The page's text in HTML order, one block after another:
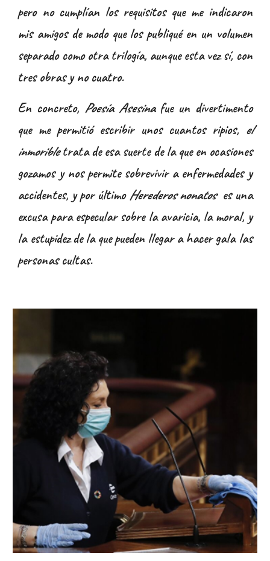
pero no cumplían los requisitos que me indicaron
mis amigos de modo que los publiqué en un volumen
separado como otra trilogía, aunque esta vez sí, con
tres obras y no cuatro.
En concreto, Poesía Asesinafue un divertimento
que me permitió escribir unos cuantos ripios, el
inmoribletrata de esa suerte de la que en ocasiones
gozamos y nos permite sobrevivir a enfermedades y
accidentes, y por últimoHerederos nonatos es una
excusa para especular sobre la avaricia, la moral, y
la estupidez de la que pueden llegar a hacer gala las
personas cultas.